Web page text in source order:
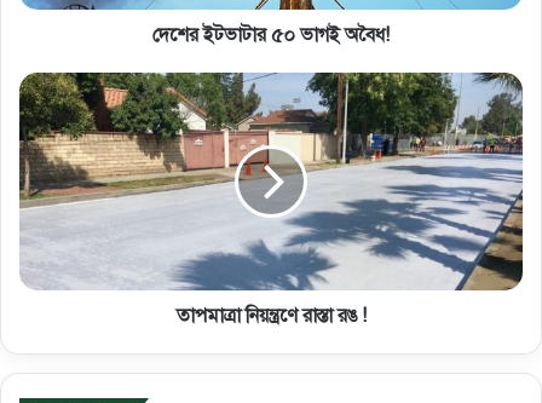
দেশের ইটভাটার ৫০ ভাগই অবৈধ!
তাপমাত্রা নিয়ন্ত্রণে রাস্তা রঙ !